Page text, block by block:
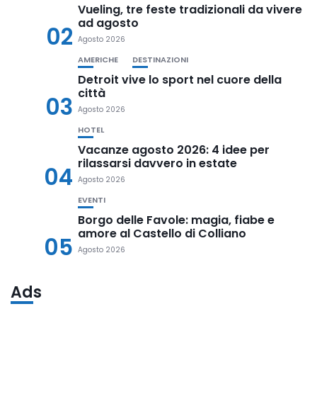
02
Vueling, tre feste tradizionali da vivere
ad agosto
Agosto 2026
03
AMERICHE DESTINAZIONI
Detroit vive lo sport nel cuore della
città
Agosto 2026
04
HOTEL
Vacanze agosto 2026: 4 idee per
rilassarsi davvero in estate
Agosto 2026
05
EVENTI
Borgo delle Favole: magia, fiabe e
amore al Castello di Colliano
Agosto 2026
Ads